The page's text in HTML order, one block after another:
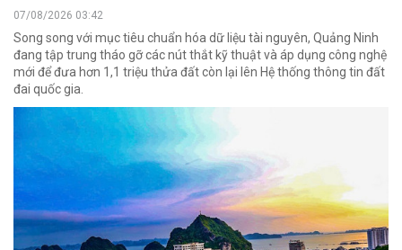
07/08/2026 03:42
Song song với mục tiêu chuẩn hóa dữ liệu tài nguyên, Quảng Ninh
đang tập trung tháo gỡ các nút thắt kỹ thuật và áp dụng công nghệ
mới để đưa hơn 1,1 triệu thửa đất còn lại lên Hệ thống thông tin đất
đai quốc gia.